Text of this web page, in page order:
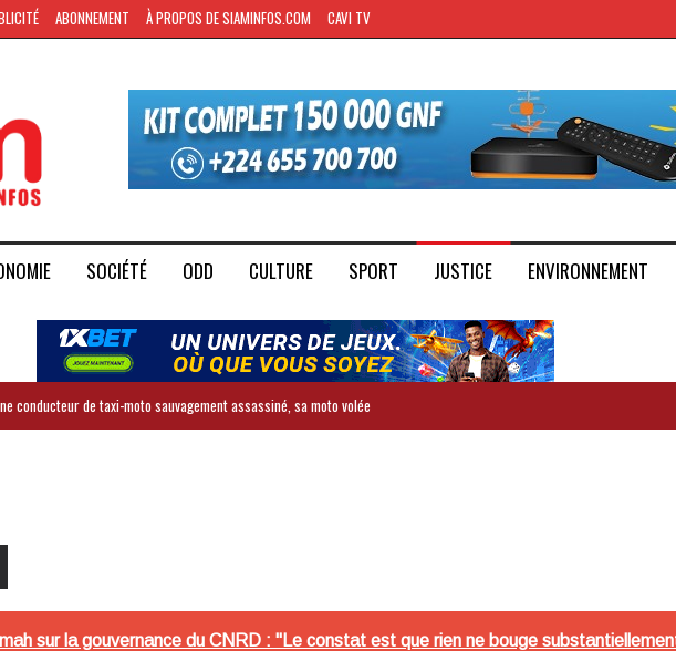
ABONNEMENT À PROPOS DE SIAMINFOS.COM CAVI TV
SOCIÉTÉ ODD CULTURE SPORT JUSTICE ENVIRONNEMENT
conducteur de taxi-moto sauvagement assassiné, sa moto volée
sur la gouvernance du CNRD : "Le constat est que rien ne bouge